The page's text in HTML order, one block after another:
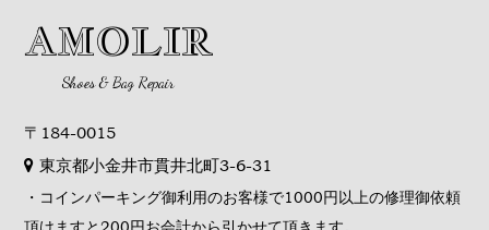
AMOLIR
Shoes & Bag Repair
〒184-0015
東京都小金井市貫井北町3-6-31
・コインパーキング御利用のお客様で1000円以上の修理御依頼